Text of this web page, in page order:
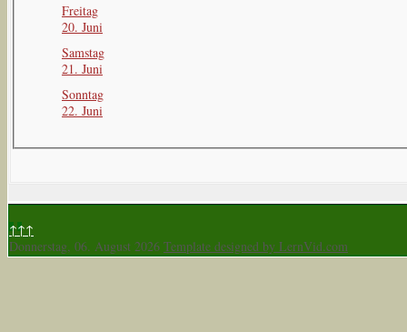
Freitag
20. Juni
Samstag
21. Juni
Sonntag
22. Juni
↑↑↑
Donnerstag, 06. August 2026 Template designed by LernVid.com